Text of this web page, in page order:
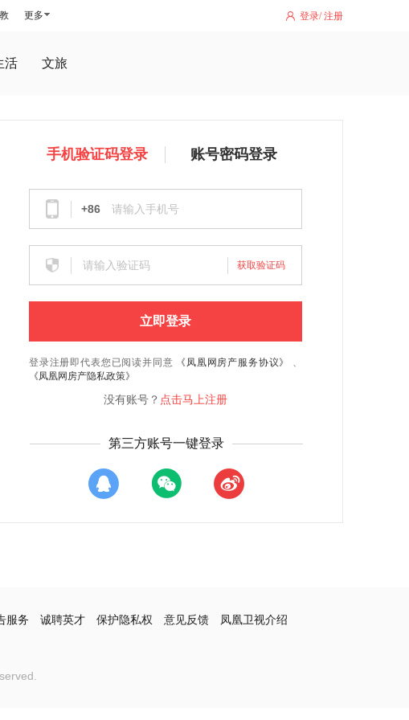
登录/注册
更多
活 文旅
手机验证码登录 账号密码登录
+86
获取验证码
立即登录
登录注册即代表您已阅读并同意 《凤凰网房产服务协议》 、
《凤凰网房产隐私政策》
没有账号？ 点击马上注册
第三方账号一键登录
服务 诚聘英才 保护隐私权 意见反馈 凤凰卫视介绍